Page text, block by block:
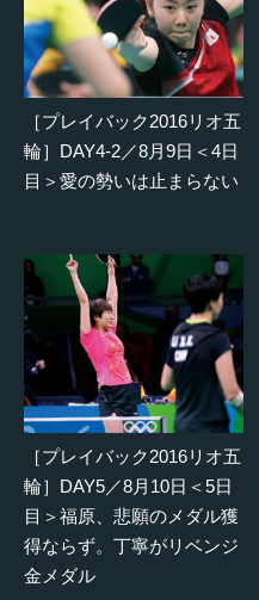
［プレイバック2016リオ五
輪］DAY4-2／8月9日＜4日
目＞愛の勢いは止まらない
［プレイバック2016リオ五
輪］DAY5／8月10日＜5日
目＞福原、悲願のメダル獲
得ならず。丁寧がリベンジ
金メダル